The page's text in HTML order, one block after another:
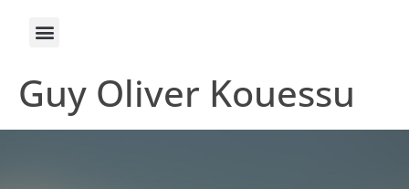
Guy Oliver Kouessu